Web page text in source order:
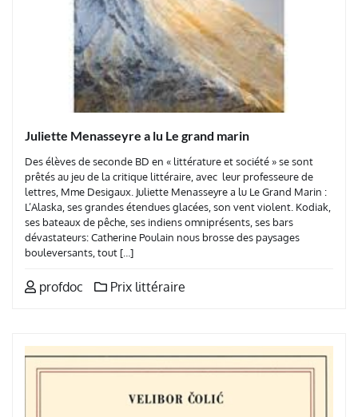
Juliette Menasseyre a lu Le grand marin
Des élèves de seconde BD en « littérature et société » se sont
prêtés au jeu de la critique littéraire, avec leur professeure de
lettres, Mme Desigaux. Juliette Menasseyre a lu Le Grand Marin :
L’Alaska, ses grandes étendues glacées, son vent violent. Kodiak,
ses bateaux de pêche, ses indiens omniprésents, ses bars
dévastateurs: Catherine Poulain nous brosse des paysages
bouleversants, tout […]
profdoc Prix littéraire